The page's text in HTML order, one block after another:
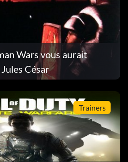
Wars vous aurait
César
Trainers